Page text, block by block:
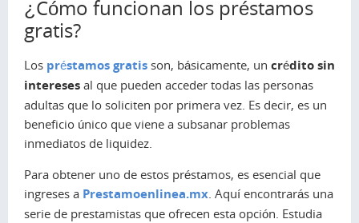
¿Cómo funcionan los préstamos
gratis?
Los préstamos gratis son, básicamente, un crédito sin
intereses al que pueden acceder todas las personas
adultas que lo soliciten por primera vez. Es decir, es un
beneficio único que viene a subsanar problemas
inmediatos de liquidez.
Para obtener uno de estos préstamos, es esencial que
ingreses a Prestamoenlinea.mx . Aquí encontrarás una
serie de prestamistas que ofrecen esta opción. Estudia